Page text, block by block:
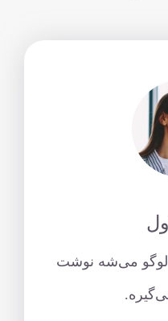
نوشت